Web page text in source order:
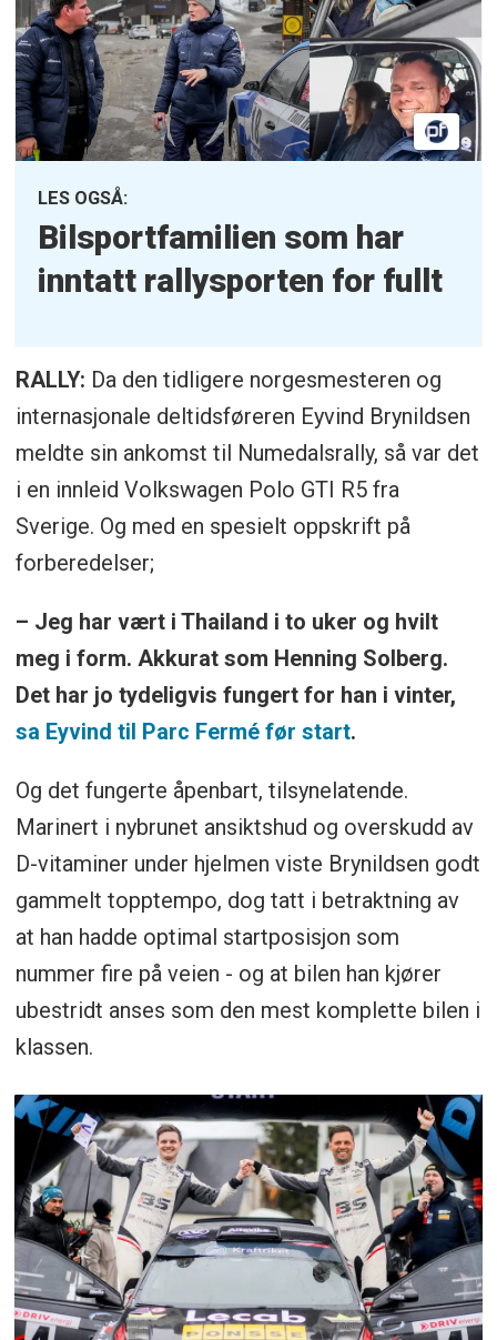
LES OGSÅ:
Bilsportfamilien som har
inntatt rallysporten for fullt
RALLY: Da den tidligere norgesmesteren og
internasjonale deltidsføreren Eyvind Brynildsen
meldte sin ankomst til Numedalsrally, så var det
i en innleid Volkswagen Polo GTI R5 fra
Sverige. Og med en spesielt oppskrift på
forberedelser;
– Jeg har vært i Thailand i to uker og hvilt
meg i form. Akkurat som Henning Solberg.
Det har jo tydeligvis fungert for han i vinter,
sa Eyvind til Parc Fermé før start.
Og det fungerte åpenbart, tilsynelatende.
Marinert i nybrunet ansiktshud og overskudd av
D-vitaminer under hjelmen viste Brynildsen godt
gammelt topptempo, dog tatt i betraktning av
at han hadde optimal startposisjon som
nummer fire på veien - og at bilen han kjører
ubestridt anses som den mest komplette bilen i
klassen.